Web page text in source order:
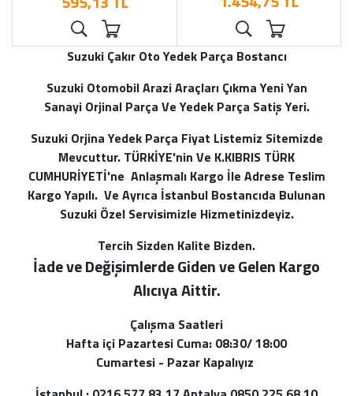
Suzuki Çakır Oto Yedek Parça Bostancı
Suzuki Otomobil Arazi Araçları Çıkma Yeni Yan
Sanayi Orjinal Parça Ve Yedek Parça Satiş Yeri.
Suzuki Orjina Yedek Parça Fiyat Listemiz Sitemizde
Mevcuttur. TÜRKİYE'nin Ve K.KIBRIS TÜRK
CUMHURİYETİ'ne Anlaşmalı Kargo İle Adrese Teslim
Kargo Yapılı. Ve Ayrıca İstanbul Bostancıda Bulunan
Suzuki Özel Servisimizle Hizmetinizdeyiz.
Tercih Sizden Kalite Bizden.
İade ve Değişimlerde Giden ve Gelen Kargo
Alıcıya Aittir.
Çalışma Saatleri
Hafta içi Pazartesi Cuma: 08:30/ 18:00
Cumartesi - Pazar Kapalıyız